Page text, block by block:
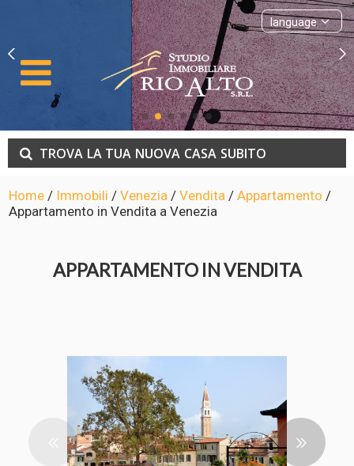
language
TROVA LA TUA NUOVA CASA SUBITO
Home / Immobili /Venezia /Vendita /Appartamento /
Appartamento in Vendita a Venezia
APPARTAMENTO IN VENDITA